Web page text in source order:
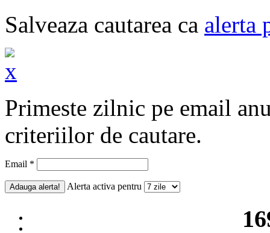
Salveaza cautarea ca alerta
Primeste zilnic pe email
criteriilor de cautare.
Email *
Alerta activa pentru